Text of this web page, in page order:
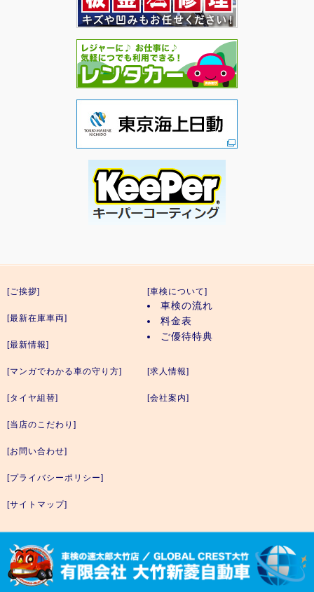
[ご挨拶]
[最新在庫車両]
[最新情報]
[車検について]
車検の流れ
料金表
ご優待特典
[マンガでわかる車の守り方]
[タイヤ組替]
[当店のこだわり]
[求人情報]
[会社案内]
[お問い合わせ]
[プライバシーポリシー]
[サイトマップ]